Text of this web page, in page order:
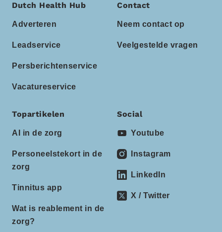
Dutch Health Hub
Adverteren
Leadservice
Persberichtenservice
Vacatureservice
Contact
Neem contact op
Veelgestelde vragen
Topartikelen
AI in de zorg
Personeelstekort in de
zorg
Tinnitus app
Wat is reablement in de
zorg?
Social
Youtube
Instagram
LinkedIn
X / Twitter